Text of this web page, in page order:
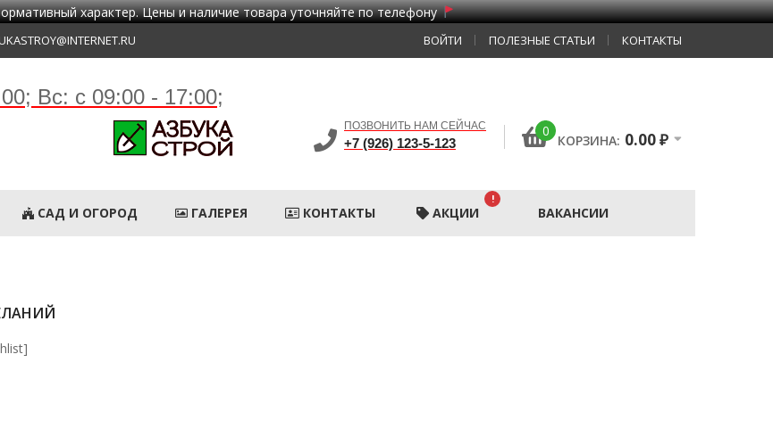
характер. Цены и наличие товара уточняйте по телефону
ВОЙТИ ПОЛЕЗНЫЕ СТАТЬИ КОНТАКТЫ
Вс: с 09:00 - 17:00;
ПОЗВОНИТЬ НАМ СЕЙЧАС
+7 (926) 123-5-123
0
КОРЗИНА: 0.00₽
САД И ОГОРОД ГАЛЕРЕЯ КОНТАКТЫ АКЦИИ
!
ВАКАНСИИ